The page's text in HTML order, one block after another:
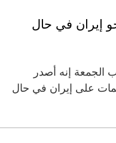
إيران في حال
الجمعة إنه أصدر
على إيران في ⁠حال